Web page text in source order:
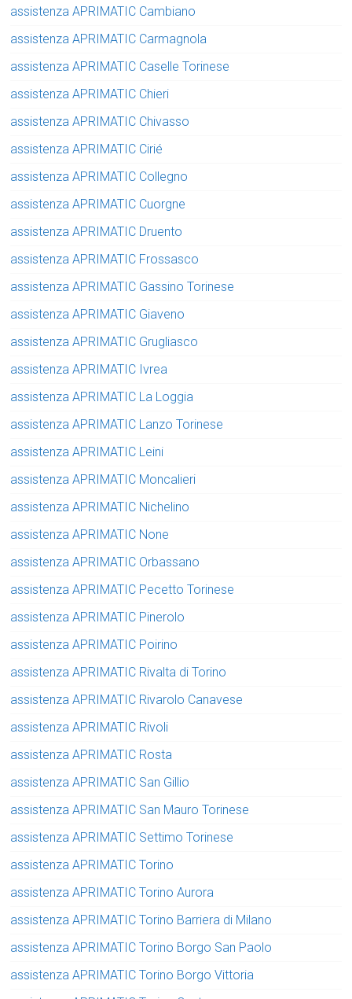
assistenza APRIMATIC Cambiano
assistenza APRIMATIC Carmagnola
assistenza APRIMATIC Caselle Torinese
assistenza APRIMATIC Chieri
assistenza APRIMATIC Chivasso
assistenza APRIMATIC Cirié
assistenza APRIMATIC Collegno
assistenza APRIMATIC Cuorgne
assistenza APRIMATIC Druento
assistenza APRIMATIC Frossasco
assistenza APRIMATIC Gassino Torinese
assistenza APRIMATIC Giaveno
assistenza APRIMATIC Grugliasco
assistenza APRIMATIC Ivrea
assistenza APRIMATIC La Loggia
assistenza APRIMATIC Lanzo Torinese
assistenza APRIMATIC Leini
assistenza APRIMATIC Moncalieri
assistenza APRIMATIC Nichelino
assistenza APRIMATIC None
assistenza APRIMATIC Orbassano
assistenza APRIMATIC Pecetto Torinese
assistenza APRIMATIC Pinerolo
assistenza APRIMATIC Poirino
assistenza APRIMATIC Rivalta di Torino
assistenza APRIMATIC Rivarolo Canavese
assistenza APRIMATIC Rivoli
assistenza APRIMATIC Rosta
assistenza APRIMATIC San Gillio
assistenza APRIMATIC San Mauro Torinese
assistenza APRIMATIC Settimo Torinese
assistenza APRIMATIC Torino
assistenza APRIMATIC Torino Aurora
assistenza APRIMATIC Torino Barriera di Milano
assistenza APRIMATIC Torino Borgo San Paolo
assistenza APRIMATIC Torino Borgo Vittoria